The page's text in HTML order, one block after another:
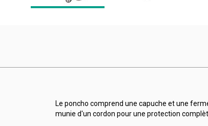
Le poncho comprend une capuche et une
munie d'un cordon pour une protection